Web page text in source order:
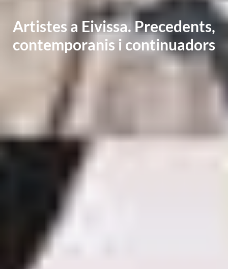
Artistes a Eivissa. Precedents,
contemporanis i continuadors